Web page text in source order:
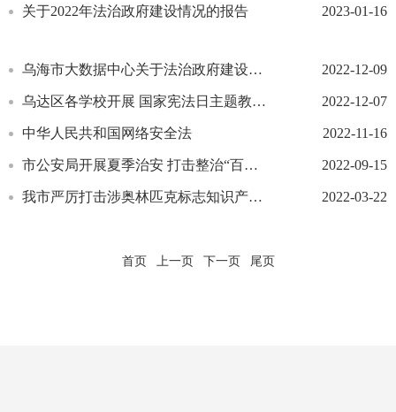
2023-01-16
关于2022年法治政府建设情况的报告
2022-12-09
乌海市大数据中心关于法治政府建设情况的报告
2022-12-07
乌达区各学校开展 国家宪法日主题教育活动侧记
2022-11-16
中华人民共和国网络安全法
2022-09-15
市公安局开展夏季治安 打击整治“百日行动”
2022-03-22
我市严厉打击涉奥林匹克标志知识产权违法行为
首页 上一页 下一页 尾页